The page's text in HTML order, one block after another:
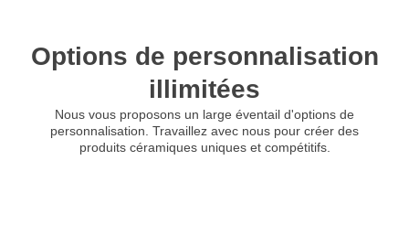
Options de personnalisation
illimitées
Nous vous proposons un large éventail d'options de
personnalisation. Travaillez avec nous pour créer des
produits céramiques uniques et compétitifs.